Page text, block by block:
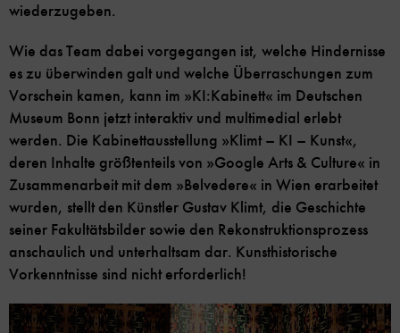
wiederzugeben.
Wie das Team dabei vorgegangen ist, welche Hindernisse
es zu überwinden galt und welche Überraschungen zum
Vorschein kamen, kann im »KI:Kabinett« im Deutschen
Museum Bonn jetzt interaktiv und multimedial erlebt
werden. Die Kabinettausstellung »Klimt – KI – Kunst«,
deren Inhalte größtenteils von »Google Arts & Culture« in
Zusammenarbeit mit dem »Belvedere« in Wien erarbeitet
wurden, stellt den Künstler Gustav Klimt, die Geschichte
seiner Fakultätsbilder sowie den Rekonstruktionsprozess
anschaulich und unterhaltsam dar. Kunsthistorische
Vorkenntnisse sind nicht erforderlich!